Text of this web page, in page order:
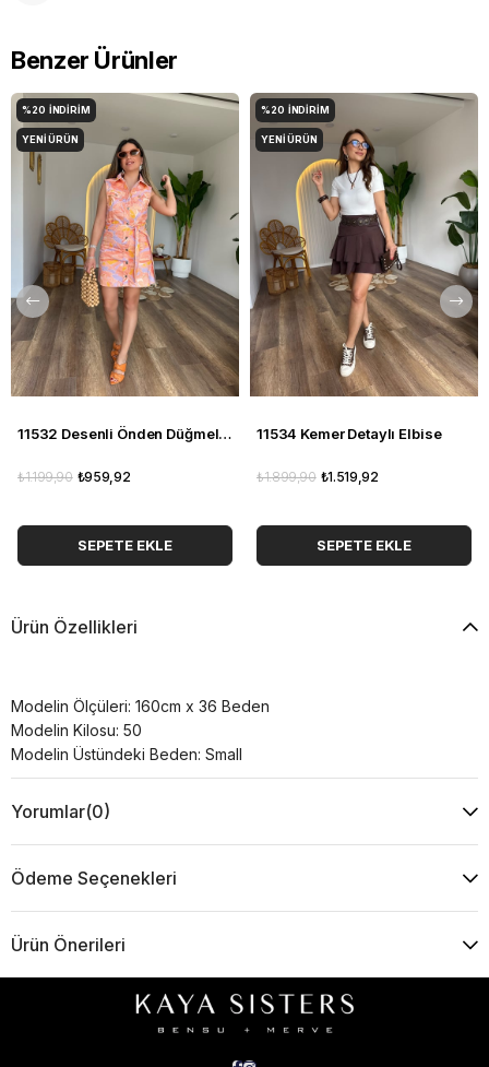
Benzer Ürünler
11532 Desenli Önden Düğmeli Elbise
₺959,92
₺1.199,90
SEPETE EKLE
%20 İNDIRIM
YENI ÜRÜN
11534 Kemer Detaylı Elbise
₺1.519,92
₺1.899,90
SEPETE EKLE
%20 İNDIRIM
YENI ÜRÜN
Ürün Özellikleri
Modelin Ölçüleri: 160cm x 36 Beden
Modelin Kilosu: 50
Modelin Üstündeki Beden: Small
Yorumlar(0)
Ödeme Seçenekleri
Ürün Önerileri